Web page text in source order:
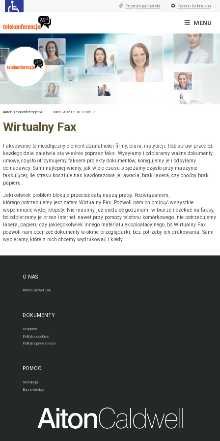
Program partnerski Pomoc techniczna
MENU
Autor:Telekonferencje24 Data: 2015-09-10 12:08:17
Wirtualny Fax
Faksowanie to nieodłączny element działalności firmy, biura, instytucji. Ileż spraw przecież
każdego dnia załatwia się właśnie poprzez faks. Wysyłamy i odbieramy ważne dokumenty,
umowy, często otrzymujemy faksem projekty dokumentów, korygujemy je i odsyłamy
do nadawcy. Sami najlepiej wiemy, jak wiele czasu spędzamy często przy maszynie
faksującej, ile stresu kosztuje nas każdorazowa jej awaria, brak lasera, czy choćby brak
papieru.
Jakikolwiek problem blokuje przecież całą naszą pracę. Rozwiązaniem,
którego potrzebujemy jest zatem Wirtualny Fax. Pozwoli nam on ominąć wszystkie
wspomniane wyżej kłopoty. Nie musimy już siedzieć godzinami w biurze i czekać na faksy,
bo odbierzemy je przez internet, nawet przy pomocy telefonu komórkowego. nie potrzebujemy
lasera, papieru czy jakiegokolwiek innego materiału eksploatacyjnego, bo Wirtualny Fax
pozwoli nam obejrzeć dokumenty w oknie przeglądarki, bez potrzeby ich drukowania. Sami
wybieramy, które z nich chcemy wydrukować i kiedy.
O NAS
Aiton Caldwell SA
DOKUMENTY
Regulamin
Polityka cookies
Polityka prywatności
POMOC
Instrukcja
Baza wiedzy